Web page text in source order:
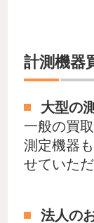
計測機器
大型の
一般の買
測定機器
せていた
法人の